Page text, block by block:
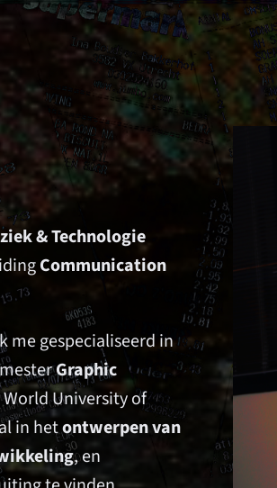
& Technologie
Communication
me gespecialiseerd in
Graphic
University of
in hetontwerpen van
, en